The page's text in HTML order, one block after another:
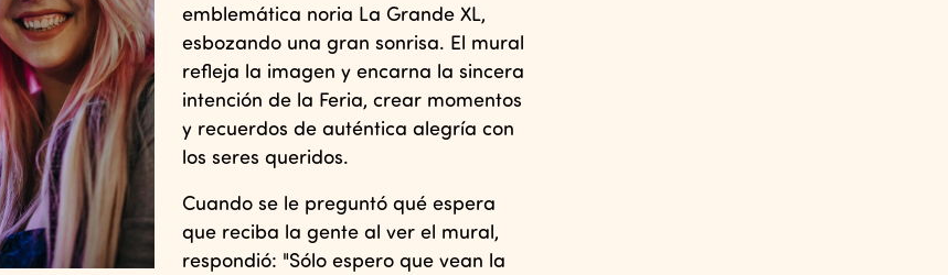
emblemática noria La Grande XL,
esbozando una gran sonrisa. El mural
refleja la imagen y encarna la sincera
intención de la Feria, crear momentos
y recuerdos de auténtica alegría con
los seres queridos.
Cuando se le preguntó qué espera
que reciba la gente al ver el mural,
respondió: "Sólo espero que vean la